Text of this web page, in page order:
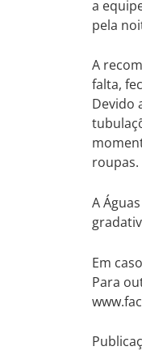
a
pela
A
falta,
Devido
roupas.
A
Em
Para